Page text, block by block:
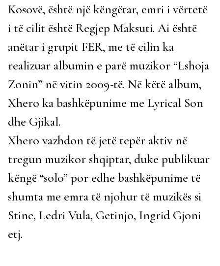
Kosovë, është një këngëtar, emri i vërtetë
i të cilit është Regjep Maksuti. Ai është
anëtar i grupit FER, me të cilin ka
realizuar albumin e parë muzikor “Lshoja
Zonin” në vitin 2009-të. Në këtë album,
Xhero ka bashkëpunime me Lyrical Son
dhe Gjikal.
Xhero vazhdon të jetë tepër aktiv në
tregun muzikor shqiptar, duke publikuar
këngë “solo” por edhe bashkëpunime të
shumta me emra të njohur të muzikës si
Stine, Ledri Vula, Getinjo, Ingrid Gjoni
etj.